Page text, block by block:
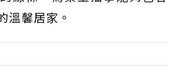
溫馨居家。